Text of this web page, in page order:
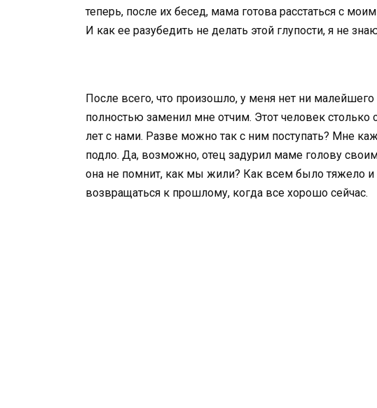
теперь, после их бесед, мама готова расстаться с
И как ее разубедить не делать этой глупости, я не
После всего, что произошло, у меня нет ни
полностью заменил мне отчим. Этот человек
лет с нами. Разве можно так с ним поступать? Мне
подло. Да, возможно, отец задурил маме голову
она не помнит, как мы жили? Как всем было тяжело
возвращаться к прошлому, когда все хорошо сейчас.